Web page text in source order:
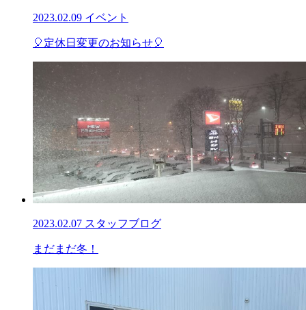
2023.02.09 イベント
🎈定休日変更のお知らせ🎈
2023.02.07 スタッフブログ
まだまだ冬！